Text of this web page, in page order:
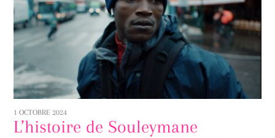
1 OCTOBRE 2024
L’histoire de Souleymane